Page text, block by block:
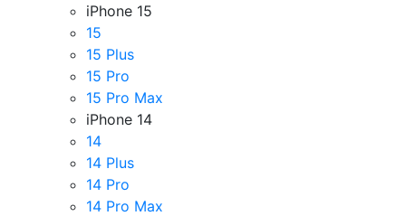
iPhone 15
15
15 Plus
15 Pro
15 Pro Max
iPhone 14
14
14 Plus
14 Pro
14 Pro Max